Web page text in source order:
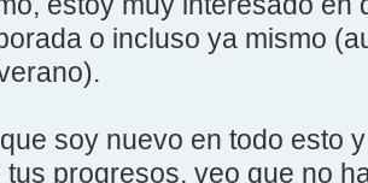
o incluso ya mismo
soy nuevo en todo esto
tus progresos, veo que no